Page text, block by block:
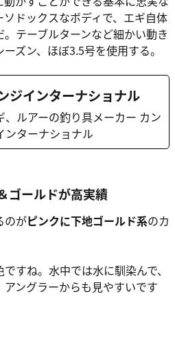
ドックスなボディで、エギ自体
テーブルターンなど細かい動き
ズン、ほぼ3.5号を使用する。
ジインターナショナル
、ルアーの釣り具メーカー カン
ンターナショナル
ゴールドが高実績
のがピンクに下地ゴールド系のカ
すね。水中では水に馴染んで、
ングラーからも見やすいです